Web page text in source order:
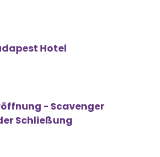
Hotel
- Scavenger
Schließung